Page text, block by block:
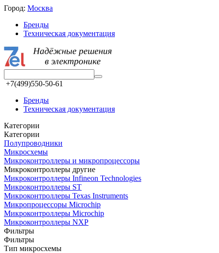
Город: Москва
Бренды
Техническая документация
+7(499)550-50-61
Бренды
Техническая документация
Категории
Категории
Полупроводники
Микросхемы
Микроконтроллеры и микропроцессоры
Микроконтроллеры другие
Микроконтроллеры Infineon Technologies
Микроконтроллеры ST
Микроконтроллеры Texas Instruments
Микропроцессоры Microchip
Микроконтроллеры Microchip
Микроконтроллеры NXP
Фильтры
Фильтры
Тип микросхемы